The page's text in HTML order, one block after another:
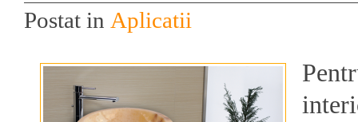
Postat in Aplicatii